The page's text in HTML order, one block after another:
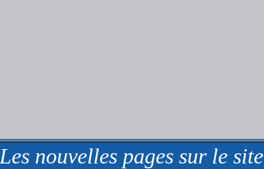
Les nouvelles pages sur le site